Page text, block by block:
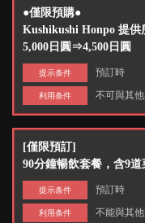
●僅限預購●
Kushikushi Honpo 提供
5,000日圓⇒4,500日圓
提示条件 預訂時
利用条件 不可與其
[僅限預訂]
90分鐘暢飲套餐，含9
提示条件 預訂時
利用条件 不能與其